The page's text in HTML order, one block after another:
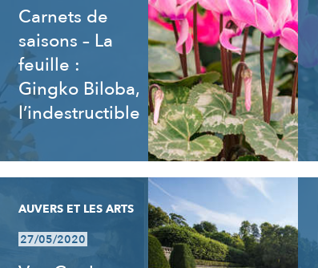
Carnets de
saisons – La
feuille :
Gingko Biloba,
l’indestructible
AUVERS ET LES ARTS
27/05/2020